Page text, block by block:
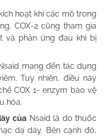
hoạt khi các mô trong
COX-2 cũng tham gia
và phản ứng đau khi bị
mang đến tác dụng
Tuy nhiên, điều này
COX 1- enzym bảo vệ
hóa.
của Nsaid là do thuốc
dạ dày. Bên cạnh đó,